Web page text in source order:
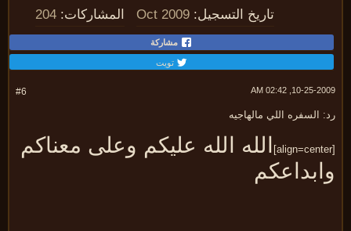
تاريخ التسجيل: Oct 2009 المشاركات: 204
مشاركة
تويت
10-25-2009,
السفره اللي مالهاجيه
الله الله عليكم وعلى معناكم